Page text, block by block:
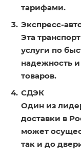
тарифами.
Экспресс-
Эта
услуги по
надежность
товаров.
СДЭК
Один из
доставки в
может
так и до